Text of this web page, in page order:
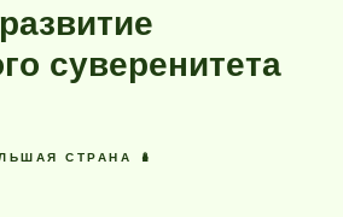
суверенитета
СТРАНА 🪆